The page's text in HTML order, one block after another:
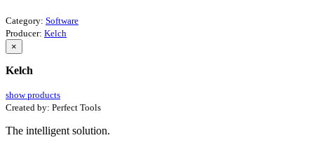
Category: Software
Producer: Kelch
×
Kelch
show products
Created by: Perfect Tools
The intelligent solution.